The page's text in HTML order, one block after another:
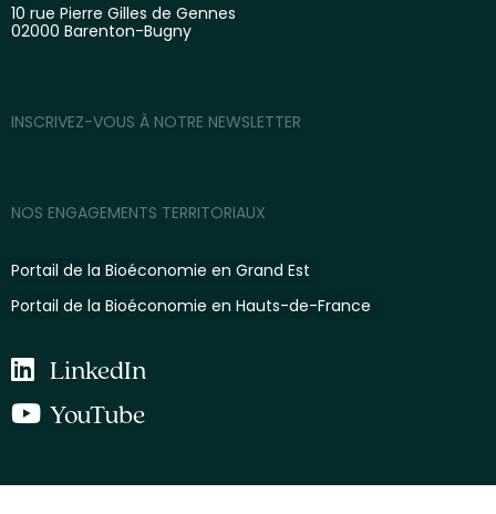
10 rue Pierre Gilles de Gennes
02000 Barenton-Bugny
INSCRIVEZ-VOUS À NOTRE NEWSLETTER
NOS ENGAGEMENTS TERRITORIAUX
Portail de la Bioéconomie en Grand Est
Portail de la Bioéconomie en Hauts-de-France
LinkedIn
YouTube